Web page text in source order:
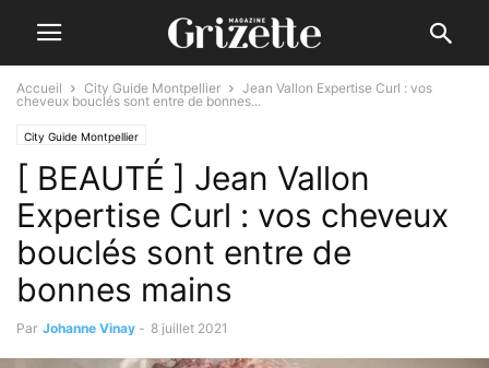
Accueil City Guide Montpellier
Jean Vallon Expertise Curl : vos
cheveux bouclés sont entre de bonnes...
City Guide Montpellier
[ BEAUTÉ ] Jean Vallon
Expertise Curl : vos cheveux
bouclés sont entre de
bonnes mains
Par Johanne Vinay - 8 juillet 2021